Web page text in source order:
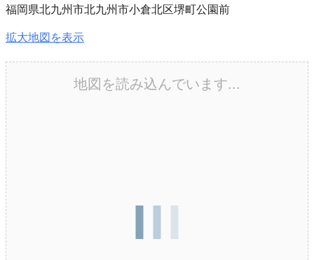
福岡県北九州市北九州市小倉北区堺町公園前
拡大地図を表示
地図を読み込んでいます...